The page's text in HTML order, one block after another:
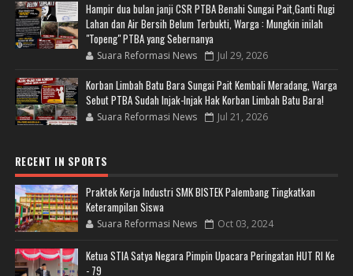
Hampir dua bulan janji CSR PTBA Benahi Sungai Pait,Ganti Rugi
Lahan dan Air Bersih Belum Terbukti, Warga : Mungkin inilah
"Topeng" PTBA yang Sebernanya
Suara Reformasi News Jul 29, 2026
Korban Limbah Batu Bara Sungai Pait Kembali Meradang, Warga
Sebut PTBA Sudah Injak-Injak Hak Korban Limbah Batu Bara!
Suara Reformasi News Jul 21, 2026
RECENT IN SPORTS
Praktek Kerja Industri SMK BISTEK Palembang Tingkatkan
Keterampilan Siswa
Suara Reformasi News Oct 03, 2024
Ketua STIA Satya Negara Pimpin Upacara Peringatan HUT RI Ke
- 79